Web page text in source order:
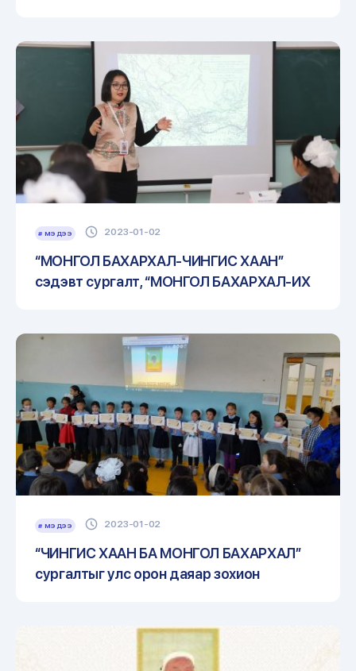
# МЭДЭЭ 2023-01-02
“МОНГОЛ БАХАРХАЛ-ЧИНГИС ХААН”
сэдэвт сургалт, “МОНГОЛ БАХАРХАЛ-ИХ
# МЭДЭЭ 2023-01-02
“ЧИНГИС ХААН БА МОНГОЛ БАХАРХАЛ”
сургалтыг улс орон даяар зохион